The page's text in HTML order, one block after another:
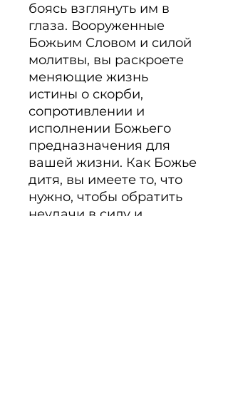
боясь взглянуть им в
глаза. Вооруженные
Божьим Словом и силой
молитвы, вы раскроете
меняющие жизнь
истины о скорби,
сопротивлении и
исполнении Божьего
предназначения для
вашей жизни. Как Божье
дитя, вы имеете то, что
нужно, чтобы обратить
неудачи в силу и